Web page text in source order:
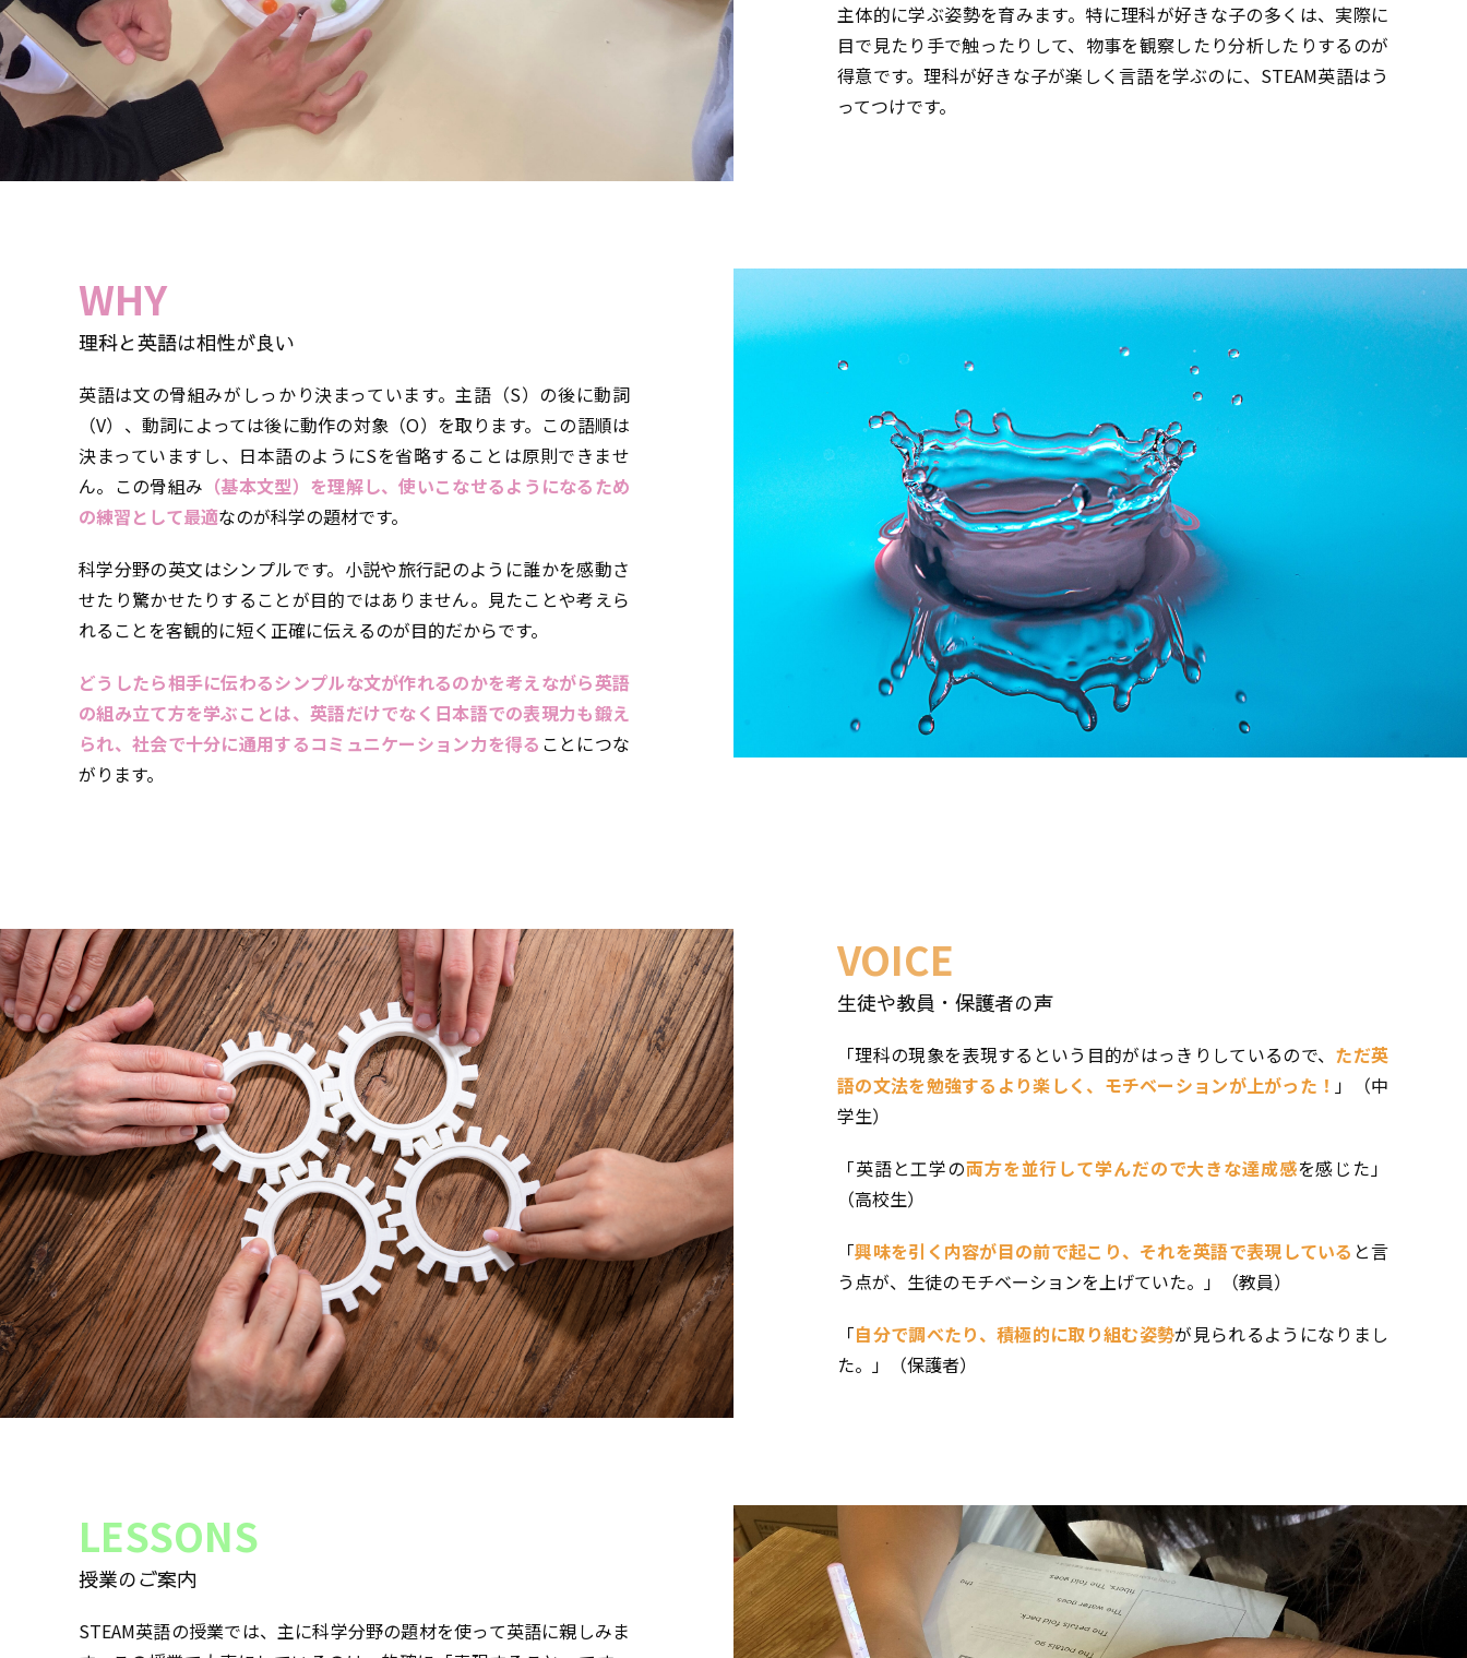
主体的に学ぶ姿勢を育みます。特に理科が好きな子の多くは、実際に
目で見たり手で触ったりして、物事を観察したり分析したりするのが
得意です。理科が好きな子が楽しく言語を学ぶのに、STEAM英語はう
ってつけです。
WHY
理科と英語は相性が良い
英語は文の骨組みがしっかり決まっています。主語（S）の後に動詞
（V）、動詞によっては後に動作の対象（O）を取ります。この語順は
決まっていますし、日本語のようにSを省略することは原則できませ
ん。この骨組み （基本文型）を理解し、使いこなせるようになるため
の練習として最適なのが科学の題材です。
科学分野の英文はシンプルです。小説や旅行記のように誰かを感動さ
せたり驚かせたりすることが目的ではありません。見たことや考えら
れることを客観的に短く正確に伝えるのが目的だからです。
どうしたら相手に伝わるシンプルな文が作れるのかを考えながら英語
の組み立て方を学ぶことは、英語だけでなく日本語での表現力も鍛え
られ、社会で十分に通用するコミュニケーション力を得る ことにつな
がります。
VOICE
生徒や教員・保護者の声
「理科の現象を表現するという目的がはっきり しているので、 ただ英
語の文法を勉強するより楽しく、モチベーションが上がった！ 」
（中
学生）
「英語と工学の両方を並行して学んだので大きな達成感を感じた」
（高校生）
「興味を引く内容が目の前で起こり、それを英語で表現している と言
う点が、生徒のモチベーションを上げていた。」（教員）
「自分で調べたり、積極的に取り組む姿勢が見られるようになりまし
た。」（保護者）
LESSONS
授業のご案内
STEAM英語の授業では、主に科学分野の題材を使って英語に親しみま